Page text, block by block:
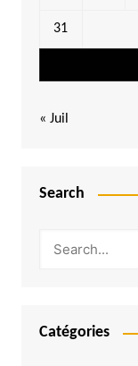
31
« Juil
Search
Catégories